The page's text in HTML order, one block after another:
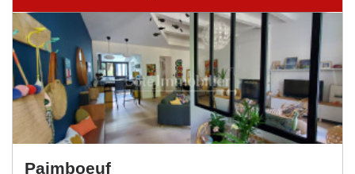
Paimboeuf